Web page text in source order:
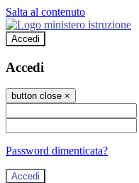
Salta al contenuto
Accedi
Accedi
button close ×
Password dimenticata?